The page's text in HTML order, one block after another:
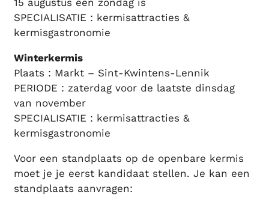
15 augustus een zondag is
SPECIALISATIE : kermisattracties &
kermisgastronomie
Winterkermis
Plaats : Markt – Sint-Kwintens-Lennik
PERIODE : zaterdag voor de laatste dinsdag
van november
SPECIALISATIE : kermisattracties &
kermisgastronomie
Voor een standplaats op de openbare kermis
moet je je eerst kandidaat stellen. Je kan een
standplaats aanvragen: